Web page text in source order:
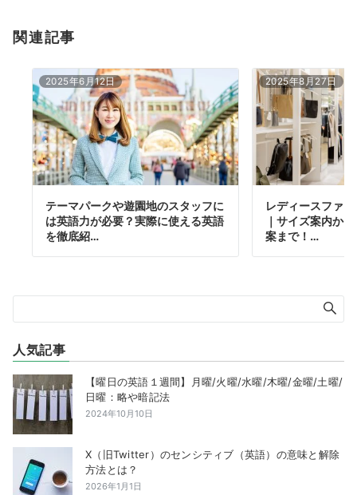
関連記事
2025年6月12日
テーマパークや遊園地のスタッフに
は英語力が必要？実際に使える英語
を徹底紹…
2025年8月27日
レディースファ
｜サイズ案内か
案まで！…
人気記事
【曜日の英語１週間】月曜/火曜/水曜/木曜/金曜/土曜/
日曜：略や暗記法
2024年10月10日
X（旧Twitter）のセンシティブ（英語）の意味と解除
方法とは？
2026年1月1日